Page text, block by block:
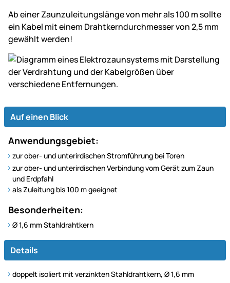
Ab einer Zaunzuleitungslänge von mehr als 100 m sollte
ein Kabel mit einem Drahtkerndurchmesser von 2,5 mm
gewählt werden!
Auf einen Blick
Anwendungsgebiet:
zur ober- und unterirdischen Stromführung bei Toren
zur ober- und unterirdischen Verbindung vom Gerät zum Zaun
und Erdpfahl
als Zuleitung bis 100 m geeignet
Besonderheiten:
Ø 1,6 mm Stahldrahtkern
Details
doppelt isoliert mit verzinkten Stahldrahtkern, Ø 1,6 mm